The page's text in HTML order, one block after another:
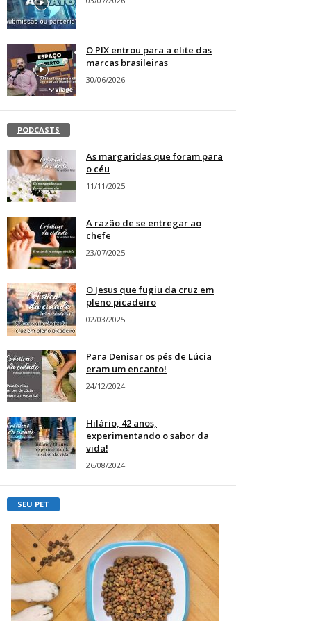
O PIX entrou para a elite das
marcas brasileiras
30/06/2026
PODCASTS
As margaridas que foram para
o céu
11/11/2025
A razão de se entregar ao
chefe
23/07/2025
O Jesus que fugiu da cruz em
pleno picadeiro
02/03/2025
Para Denisar os pés de Lúcia
eram um encanto!
24/12/2024
Hilário, 42 anos,
experimentando o sabor da
vida!
26/08/2024
SEU PET